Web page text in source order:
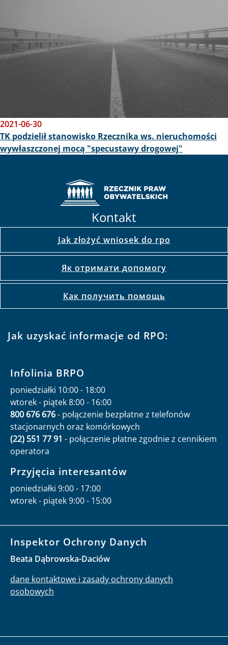
2021-06-30
TK podzielił stanowisko Rzecznika ws. nieruchomości
wywłaszczonej mocą "specustawy drogowej"
Kontakt
Jak złożyć wniosek do rpo
Як отримати допомогу
Как получить помощь
Jak uzyskać informacje od RPO:
Infolinia BRPO
poniedziałki 10:00 - 18:00
wtorek - piątek 8:00 - 16:00
800 676 676- połączenie bezpłatne z telefonów
stacjonarnych oraz komórkowych
(22) 551 77 91 - połączenie płatne zgodnie z cennikiem
operatora
Przyjęcia interesantów
poniedziałki 9:00 - 17:00
wtorek - piątek 9:00 - 15:00
Inspektor Ochrony Danych
Beata Dąbrowska-Daciów
dane kontaktowe i zasady ochrony danych
osobowych